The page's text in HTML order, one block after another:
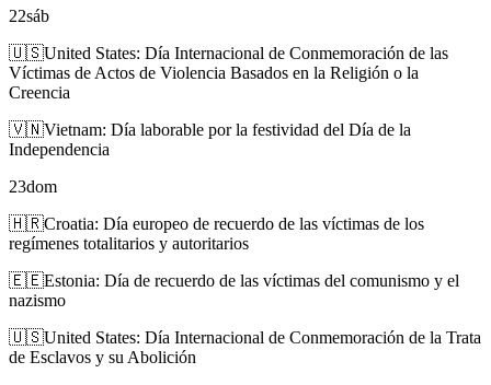
22sáb
🇺🇸United States: Día Internacional de Conmemoración de las
Víctimas de Actos de Violencia Basados en la Religión o la
Creencia
🇻🇳Vietnam: Día laborable por la festividad del Día de la
Independencia
23dom
🇭🇷Croatia: Día europeo de recuerdo de las víctimas de los
regímenes totalitarios y autoritarios
🇪🇪Estonia: Día de recuerdo de las víctimas del comunismo y el
nazismo
🇺🇸United States: Día Internacional de Conmemoración de la Trata
de Esclavos y su Abolición